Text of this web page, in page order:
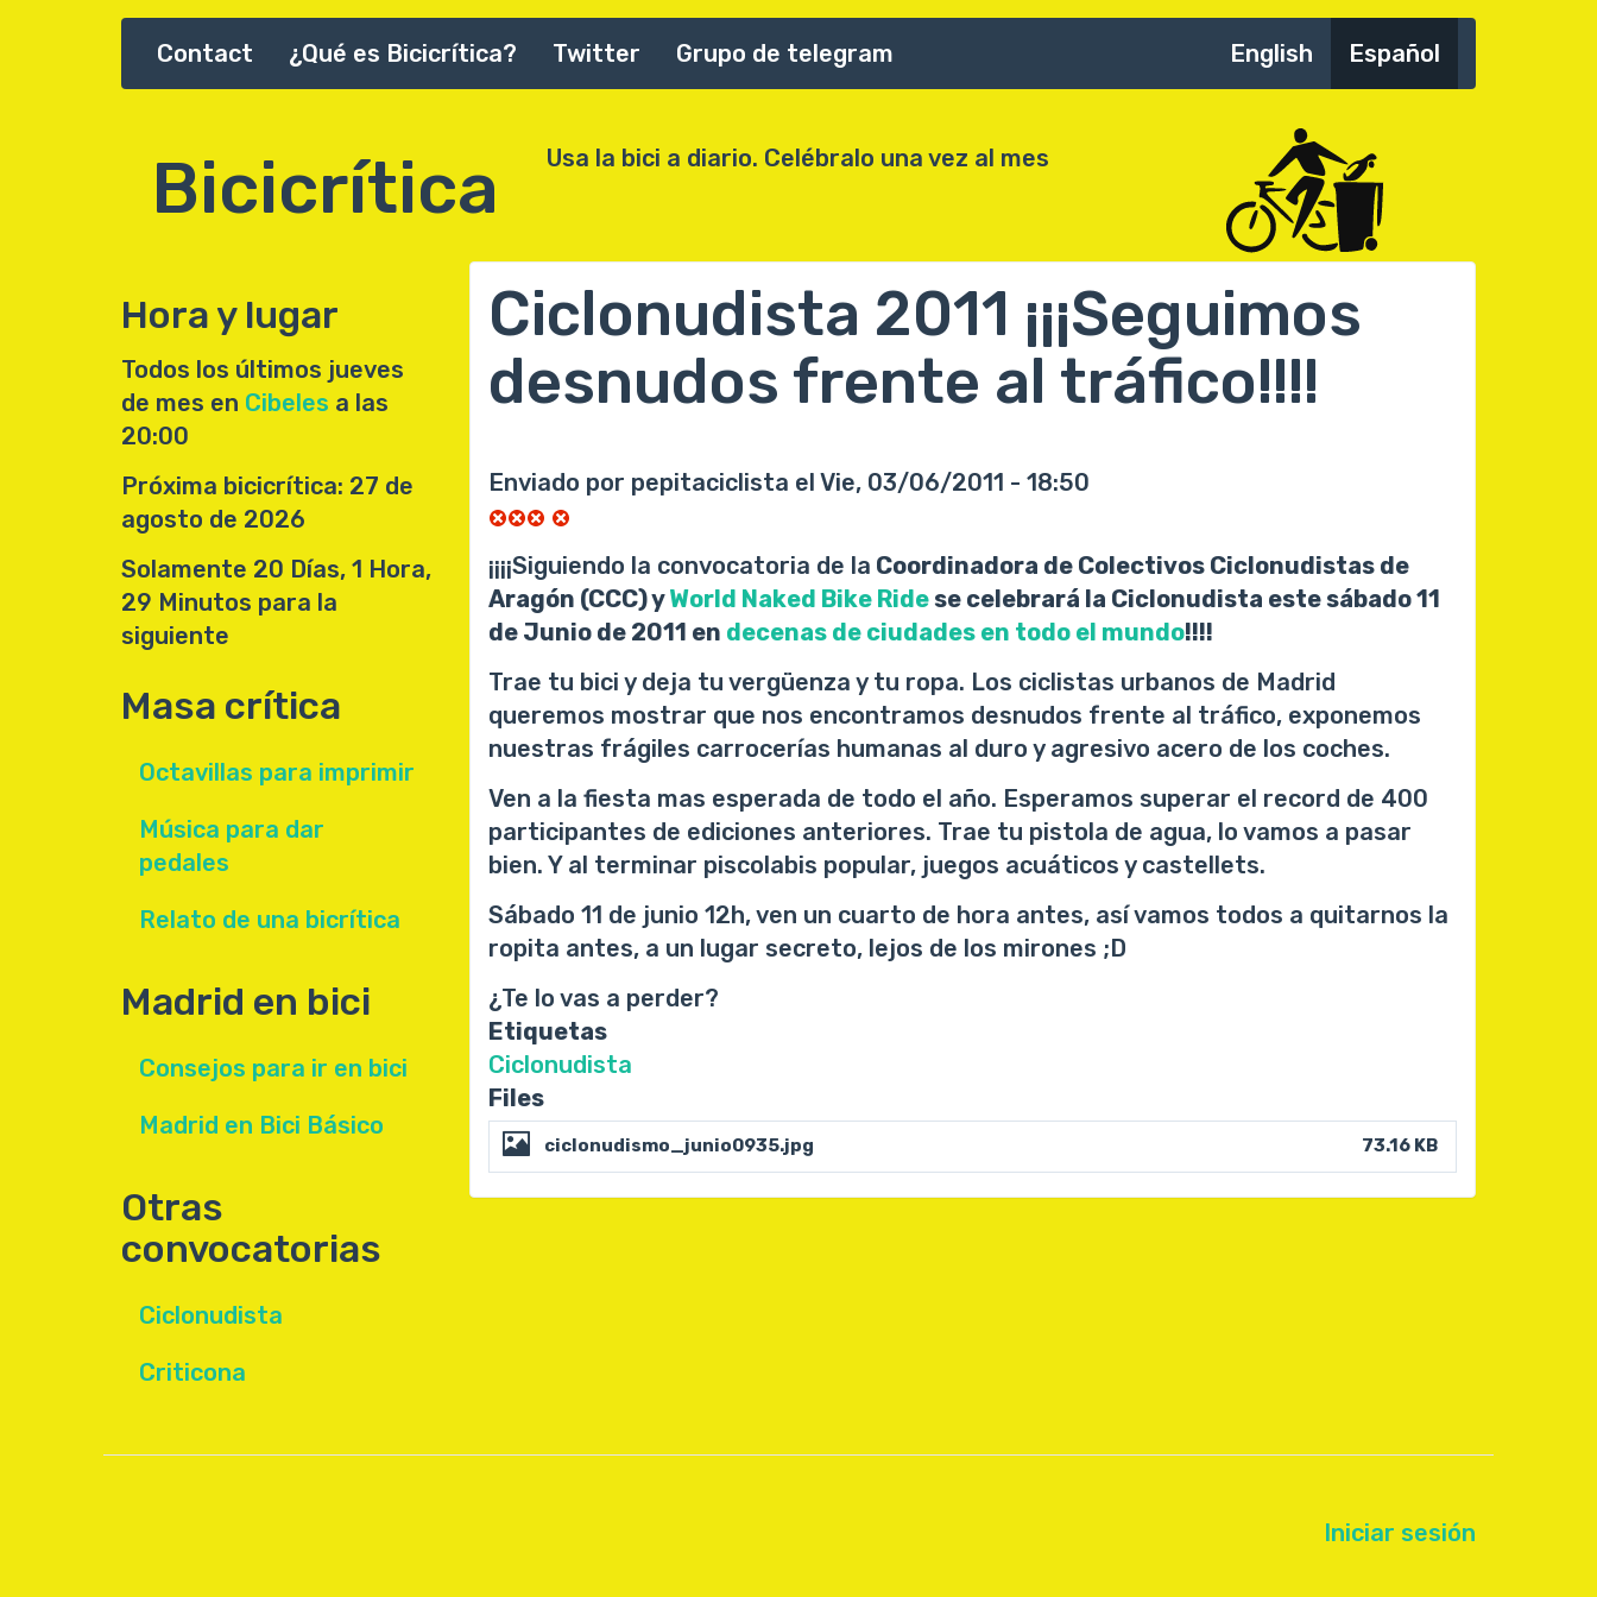
Main
Contact ¿Qué es Bicicrítica? Twitter Grupo de telegram English Español
Bicicrítica Usa la bici a diario. Celébralo una vez al mes
Hora y lugar
Todos los últimos jueves
de mes en Cibeles a las
20:00
Próxima bicicrítica: 27 de
agosto de 2026
Solamente 20 Días, 1 Hora,
29 Minutos para la
siguiente
Masa crítica
Octavillas para imprimir
Música para dar
pedales
Relato de una bicrítica
Madrid en bici
Consejos para ir en bici
Madrid en Bici Básico
Otras
convocatorias
Ciclonudista
Criticona
Ciclonudista 2011 ¡¡¡Seguimos
desnudos frente al tráfico!!!!
Enviado por pepitaciclista el Vie, 03/06/2011 - 18:50
¡¡¡¡Siguiendo la convocatoria de la Coordinadora de Colectivos Ciclonudistas de
Aragón (CCC) yWorld Naked Bike Ridese celebrará la Ciclonudista este sábado 11
de Junio de 2011 en decenas de ciudades en todo el mundo!!!!
Trae tu bici y deja tu vergüenza y tu ropa. Los ciclistas urbanos de Madrid
queremos mostrar que nos encontramos desnudos frente al tráfico, exponemos
nuestras frágiles carrocerías humanas al duro y agresivo acero de los coches.
Ven a la fiesta mas esperada de todo el año. Esperamos superar el record de 400
participantes de ediciones anteriores. Trae tu pistola de agua, lo vamos a pasar
bien. Y al terminar piscolabis popular, juegos acuáticos y castellets.
Sábado 11 de junio 12h, ven un cuarto de hora antes, así vamos todos a quitarnos la
ropita antes, a un lugar secreto, lejos de los mirones ;D
¿Te lo vas a perder?
Etiquetas
Ciclonudista
Files
ciclonudismo_junio0935.jpg 73.16 KB
Iniciar sesión